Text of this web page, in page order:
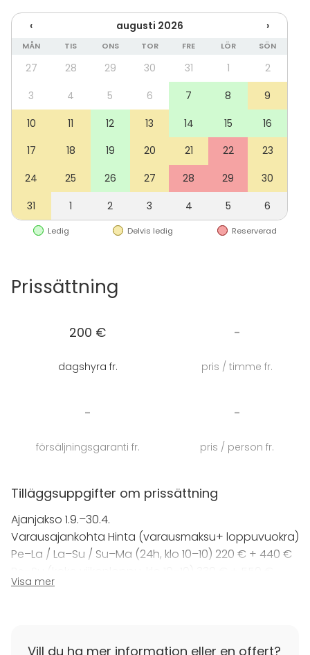
hyvin varusteltu keittiö, eteistila ja muut tarvittavat
oheistilat, jotka tekevät tilaisuudestasi sujuvan ja
miellyttävän.
Bygård sopii monenlaisiin juhliin ja tilaisuuksiin – oli
kyseessä sitten syntymäpäivät, ristiäiset, häät,
muistotilaisuus tai yhdistyksen tapahtuma. Tilat
mukautuvat joustavasti 20–100 hengelle, ja ne on
suunniteltu esteettömiksi, joten myös
liikuntarajoitteiset vieraat on otettu huomioon.
Tervetuloa järjestämään onnistunut ja
lämminhenkinen juhla Bygårdissa!
‹ augusti 2026 ›
MÅN TIS ONS TOR FRE LÖR SÖN
27 28 29 30 31 1
2
3
4 5 6 7 8
9
10
11 12 13 14 15
16
17
18 19 20 21 22
23
24
25 26 27 28 29
30
31
1 2 3 4 5 6
Ledig Delvis ledig Reserverad
Prissättning
200 €
dagshyra fr.
-
pris / timme fr.
-
försäljningsgaranti fr.
-
pris / person fr.
Tilläggsuppgifter om prissättning
Ajanjakso 1.9.–30.4.
Varausajankohta Hinta (varausmaksu+ loppuvuokra)
Pe–La / La–Su / Su–Ma (24h, klo 10–10) 220 € + 440 €
Arki-ilta (esim. klo 17–22) 110 € + 110 €
Visa mer
Vill du ha mer information eller en offert?